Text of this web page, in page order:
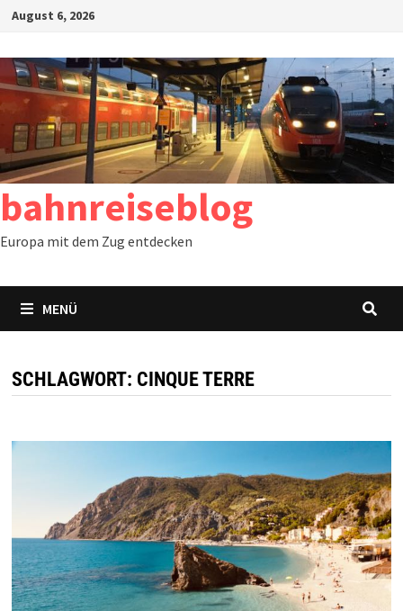
Zum
springen
August 6, 2026
bahnreiseblog
Europa mit dem Zug entdecken
MENÜ
SCHLAGWORT: CINQUE TERRE